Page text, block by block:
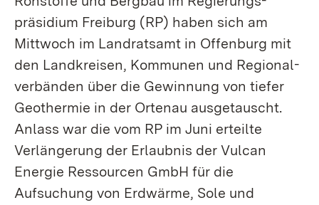
präsidium Freiburg (RP) haben sich am
Mittwoch im Landratsamt in Offenburg mit
den Landkreisen, Kommunen und Regional­
verbänden über die Gewinnung von tiefer
Geothermie in der Ortenau ausgetauscht.
Anlass war die vom RP im Juni erteilte
Verlängerung der Erlaubnis der Vulcan
Energie Ressourcen GmbH für die
Aufsuchung von Erdwärme, Sole und